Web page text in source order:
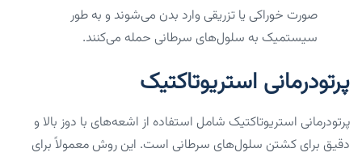
صورت خوراکی یا تزریقی وارد بدن می‌شوند و به طور
سیستمیک به سلول‌های سرطانی حمله می‌کنند.
پرتودرمانی استریوتاکتیک
پرتودرمانی استریوتاکتیک شامل استفاده از اشعه‌های با دوز بالا و
دقیق برای کشتن سلول‌های سرطانی است. این روش معمولاً برای